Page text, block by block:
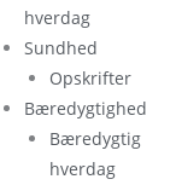
hverdag
Sundhed
Opskrifter
Bæredygtighed
Bæredygtig
hverdag